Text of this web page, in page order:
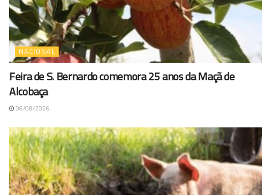
NACIONAL
Feira de S. Bernardo comemora 25 anos da Maçã de
Alcobaça
06/08/2026